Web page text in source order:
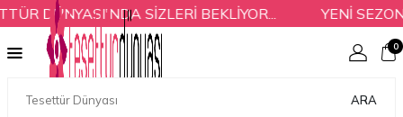
DÜNYASI'NDA SİZLERİ BEKLİYOR... YENİ SEZON
ARA
0